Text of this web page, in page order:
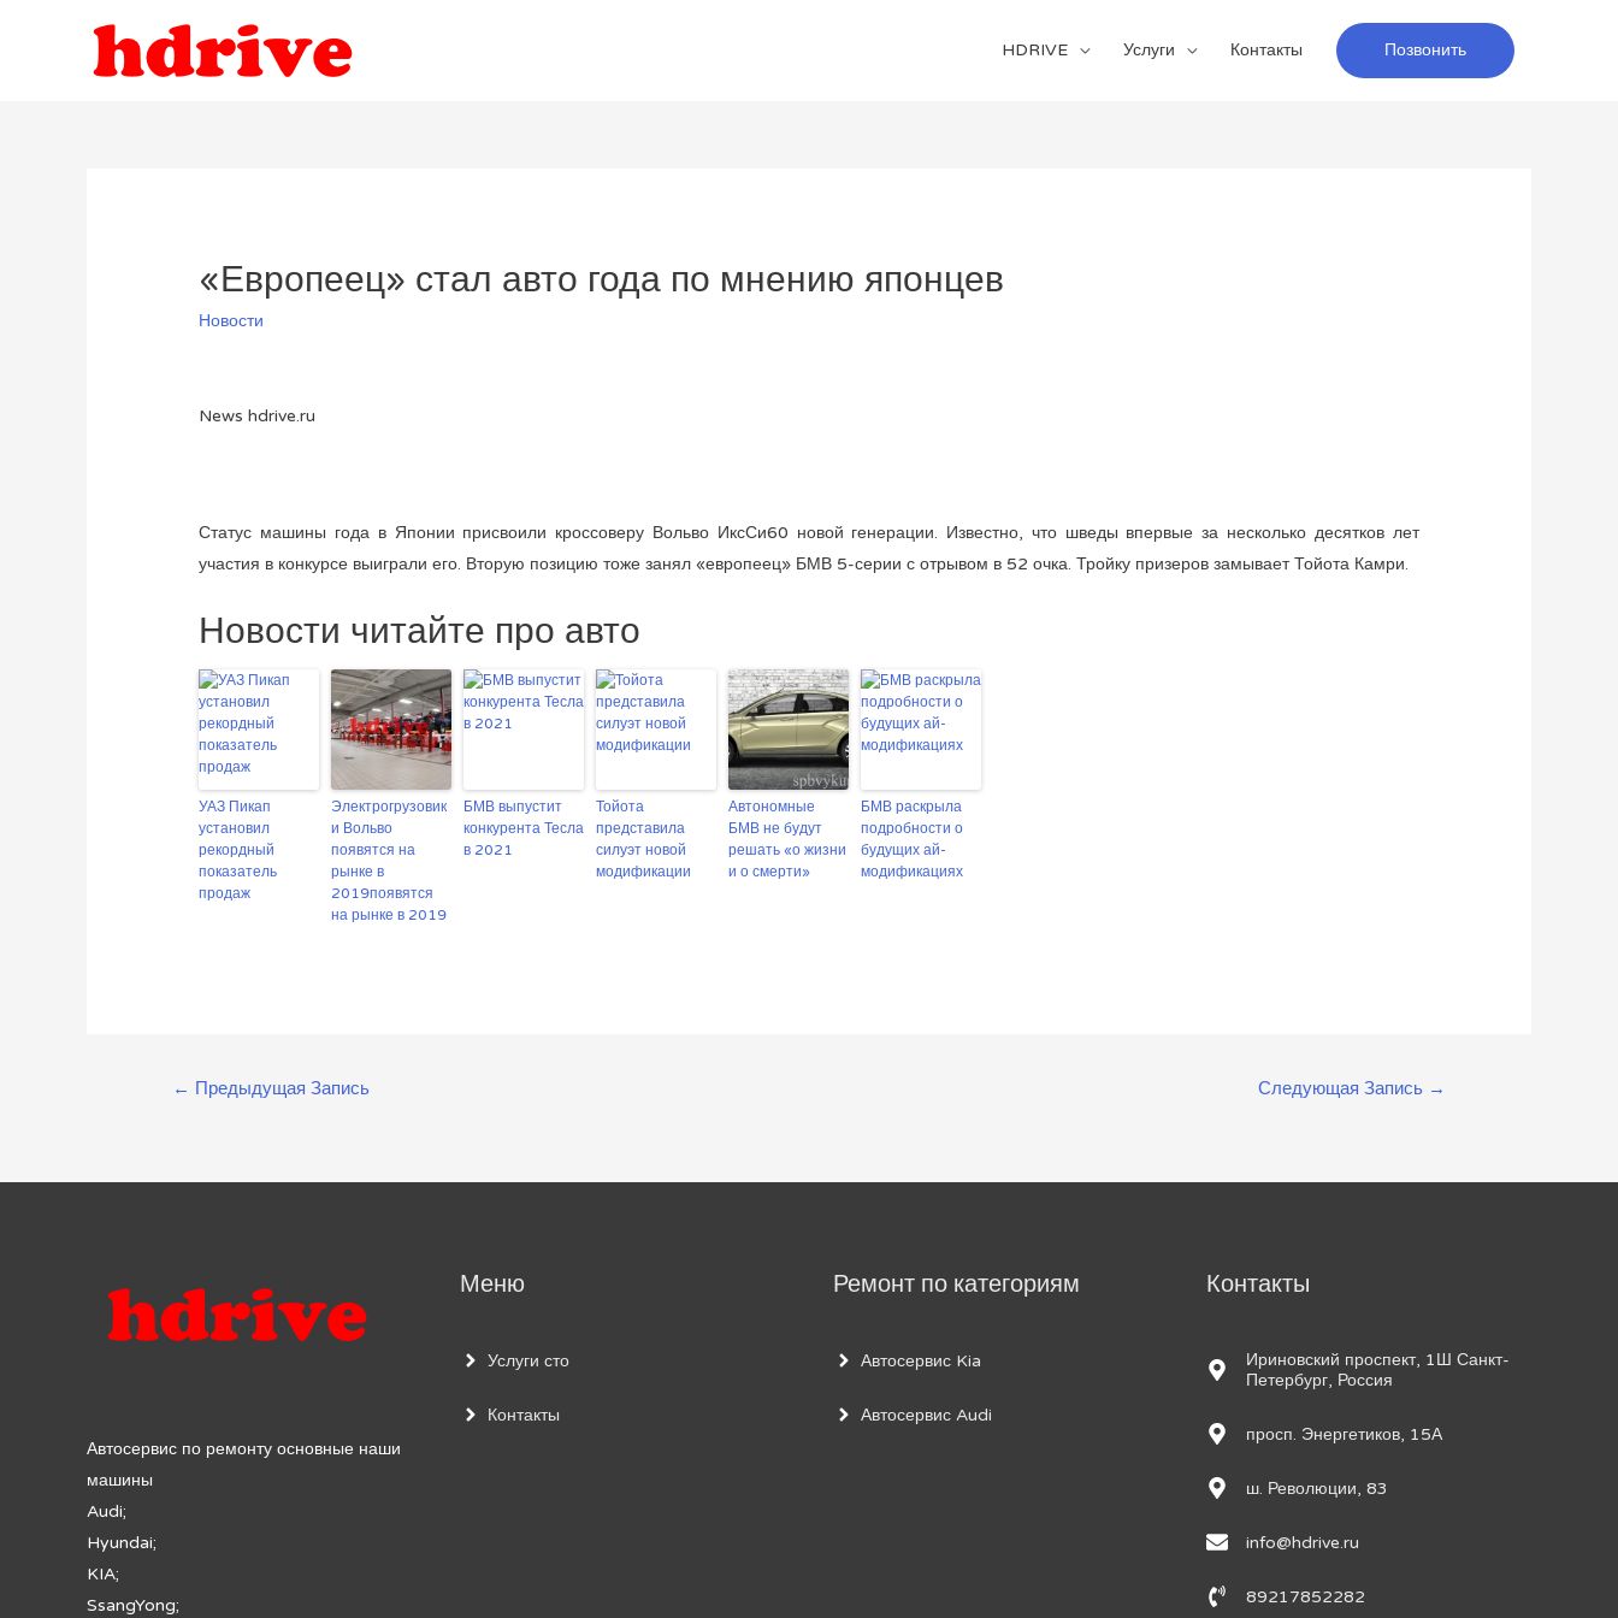
HDRIVE Услуги Контакты Позвонить
«Европеец» стал авто года по мнению японцев
Новости
News hdrive.ru
Статус машины года в Японии присвоили кроссоверу Вольво ИксСи60 новой генерации. Известно, что шведы впервые за несколько десятков лет
участия в конкурсе выиграли его. Вторую позицию тоже занял «европеец» БМВ 5-серии с отрывом в 52 очка. Тройку призеров замывает Тойота Камри.
Новости читайте про авто
УАЗ Пикап
установил
рекордный
показатель
продаж
Электрогрузовик
и Вольво
появятся на
рынке в
2019появятся
на рынке в 2019
БМВ выпустит
конкурента Тесла
в 2021
Тойота
представила
силуэт новой
модификации
Автономные
БМВ не будут
решать «о жизни
и о смерти»
БМВ раскрыла
подробности о
будущих ай-
модификациях
Навигация
← Предыдущая Запись Следующая Запись →
Автосервис по ремонту основные наши
машины
Audi;
Hyundai;
KIA;
SsangYong;
Меню
Услуги сто
Контакты
Ремонт по категориям
Автосервис Kia
Автосервис Audi
Контакты
Ириновский проспект, 1Ш Санкт-
Петербург, Россия
просп. Энергетиков, 15А
ш. Революции, 83
info@hdrive.ru
89217852282